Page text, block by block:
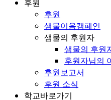
후원
후원
샘물이음캠페인
샘물의 후원자
샘물의 후원
후원자님의
후원보고서
후원 소식
학교바로가기